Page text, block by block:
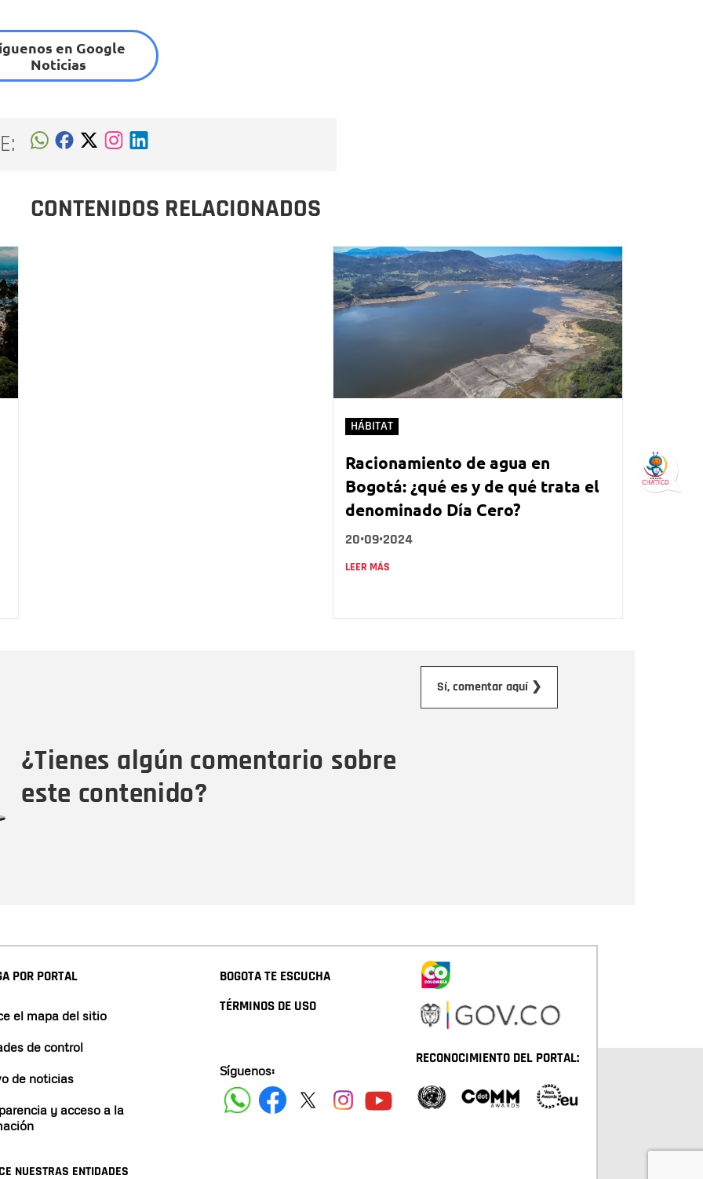
en Google
Noticias
CONTENIDOS RELACIONADOS
HÁBITAT
Racionamiento de agua en
Bogotá: ¿qué es y de qué trata el
denominado Día Cero?
20•09•2024
LEER MÁS
¿Tienes algún comentario sobre
este contenido?
Sí, comentar aquí ❯
POR PORTAL
el mapa del sitio
de control
de noticias
y acceso a la
NUESTRAS ENTIDADES
BOGOTA TE ESCUCHA
TÉRMINOS DE USO
Síguenos:
RECONOCIMIENTO DEL PORTAL: